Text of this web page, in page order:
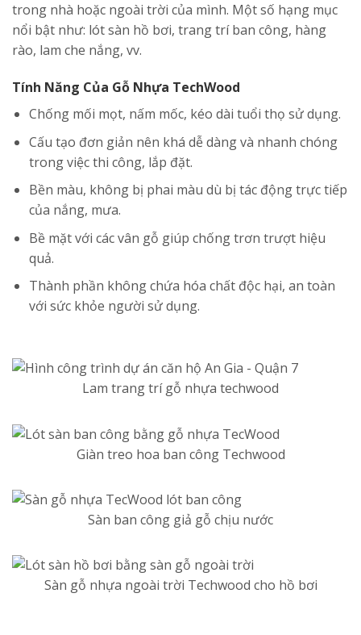
trong nhà hoặc ngoài trời của mình. Một số hạng mục
nổi bật như: lót sàn hồ bơi, trang trí ban công, hàng
rào, lam che nắng, vv.
Tính Năng Của Gỗ Nhựa TechWood
Chống mối mọt, nấm mốc, kéo dài tuổi thọ sử dụng.
Cấu tạo đơn giản nên khá dễ dàng và nhanh chóng
trong việc thi công, lắp đặt.
Bền màu, không bị phai màu dù bị tác động trực tiếp
của nắng, mưa.
Bề mặt với các vân gỗ giúp chống trơn trượt hiệu
quả.
Thành phần không chứa hóa chất độc hại, an toàn
với sức khỏe người sử dụng.
Lam trang trí gỗ nhựa techwood
Giàn treo hoa ban công Techwood
Sàn ban công giả gỗ chịu nước
Sàn gỗ nhựa ngoài trời Techwood cho hồ bơi